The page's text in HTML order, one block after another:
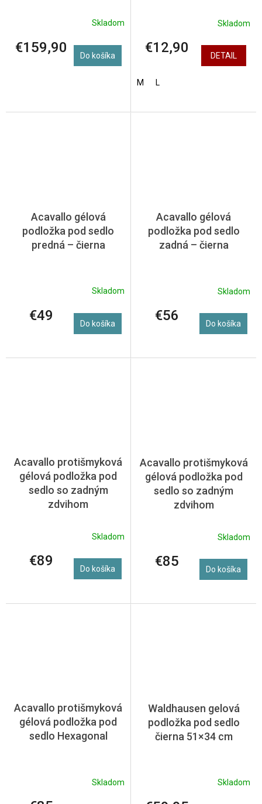
Skladom
€159,90 Do košíka
Skladom
€12,90 DETAIL
M L
Acavallo gélová
podložka pod sedlo
predná – čierna
Skladom
€49 Do košíka
Acavallo gélová
podložka pod sedlo
zadná – čierna
Skladom
€56 Do košíka
Acavallo protišmyková
gélová podložka pod
sedlo so zadným
zdvihom
Skladom
€89 Do košíka
Acavallo protišmyková
gélová podložka pod
sedlo so zadným
zdvihom
Skladom
€85 Do košíka
Acavallo protišmyková
gélová podložka pod
sedlo Hexagonal
Skladom
Waldhausen gelová
podložka pod sedlo
čierna 51×34 cm
Skladom